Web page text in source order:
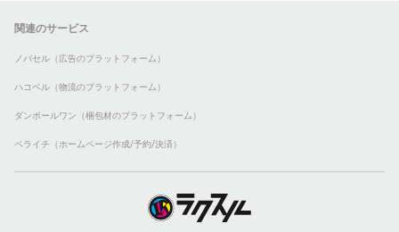
関連のサービス
ノバセル（広告のプラットフォーム）
ハコベル（物流のプラットフォーム）
ダンボールワン（梱包材のプラットフォーム）
ペライチ（ホームページ作成/予約/決済）